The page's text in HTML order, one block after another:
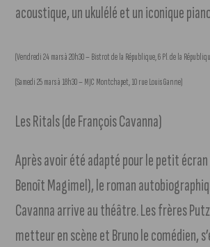
acoustique, un ukulélé et un iconique
(Vendredi 24 mars à 20h30 – Bistrot de la République, 6 Pl. de la
(Samedi 25 mars à 18h30 – MJC Montchapet, 10 rue Louis Ganne)
Les Ritals (de François Cavanna)
Après avoir été adapté pour le petit
Benoît Magimel), le roman
Cavanna arrive au théâtre. Les frères
metteur en scène et Bruno le comédien,